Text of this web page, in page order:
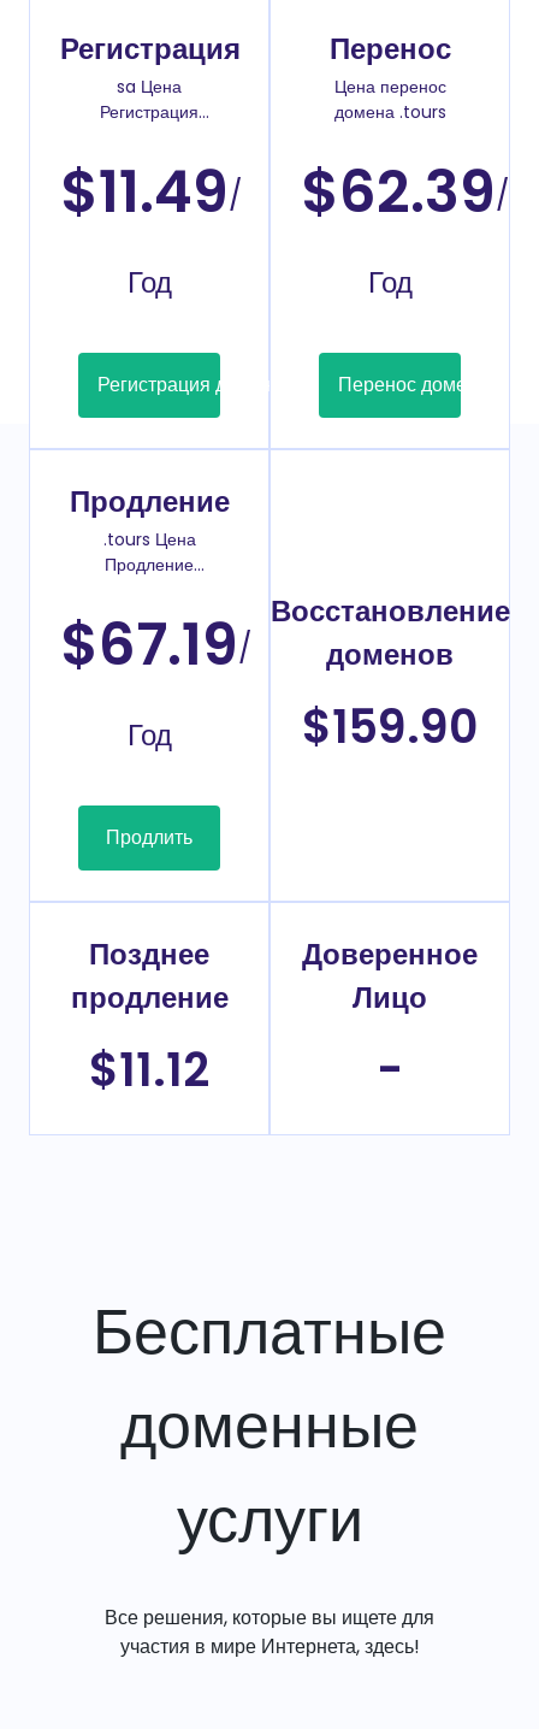
Регистрация
sa Цена
Регистрация
$11.49/
Год
Регистрация домена
Перенос
Цена перенос
домена .tours
$62.39/
Год
Перенос домена
Продление
.tours Цена
Продление
$67.19/
Год
Продлить
Восстановление
доменов
$159.90
Позднее
продление
$11.12
Доверенное
Лицо
-
Бесплатные
доменные
услуги
Все решения, которые вы ищете для
участия в мире Интернета, здесь!